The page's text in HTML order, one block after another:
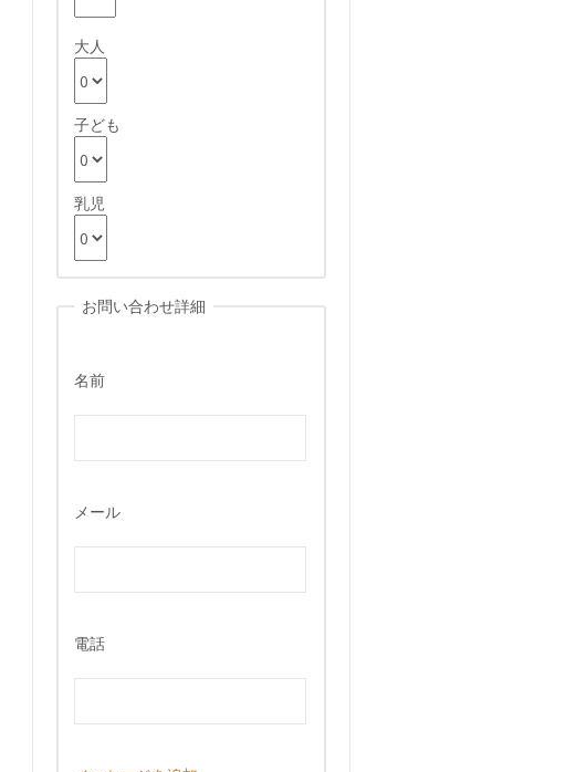
大人
子ども
乳児
お問い合わせ詳細
名前
メール
電話